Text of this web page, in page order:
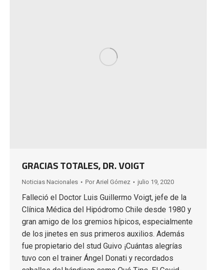
GRACIAS TOTALES, DR. VOIGT
Noticias Nacionales Por Ariel Gómez julio 19, 2020
Falleció el Doctor Luis Guillermo Voigt, jefe de la
Clínica Médica del Hipódromo Chile desde 1980 y
gran amigo de los gremios hípicos, especialmente
de los jinetes en sus primeros auxilios. Además
fue propietario del stud Guivo ¡Cuántas alegrías
tuvo con el trainer Ángel Donati y recordados